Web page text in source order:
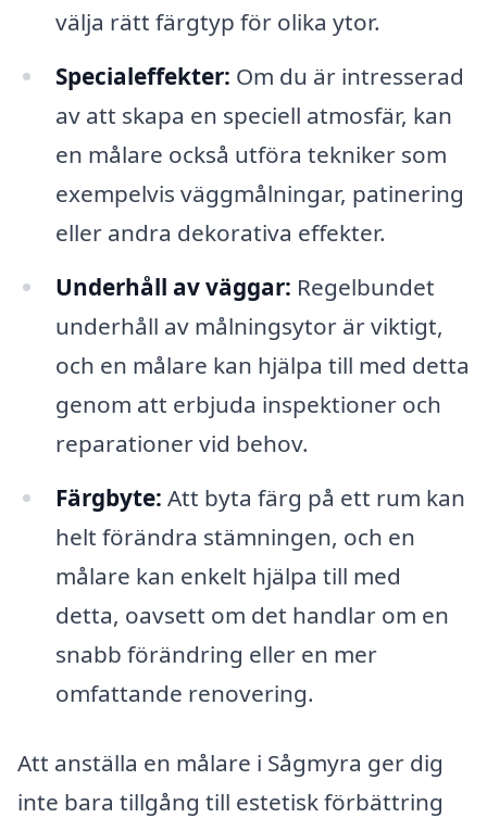
välja rätt färgtyp för olika ytor.
Specialeffekter: Om du är intresserad
av att skapa en speciell atmosfär, kan
en målare också utföra tekniker som
exempelvis väggmålningar, patinering
eller andra dekorativa effekter.
Underhåll av väggar: Regelbundet
underhåll av målningsytor är viktigt,
och en målare kan hjälpa till med detta
genom att erbjuda inspektioner och
reparationer vid behov.
Färgbyte: Att byta färg på ett rum kan
helt förändra stämningen, och en
målare kan enkelt hjälpa till med
detta, oavsett om det handlar om en
snabb förändring eller en mer
omfattande renovering.
Att anställa en målare i Sågmyra ger dig
inte bara tillgång till estetisk förbättring